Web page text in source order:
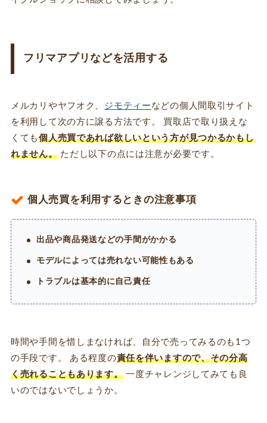
フリマアプリなどを活用する
メルカリやヤフオク、 ジモティー などの個人間取引サイト
を利用して次の方に譲る方法です。 買取店で取り扱えな
くても個人売買であれば欲しいという方が見つかるかもし
れません。ただし以下の点には注意が必要です。
個人売買を利用するときの注意事項
出品や商品発送などの手間がかかる
モデルによっては売れない可能性もある
トラブルは基本的に自己責任
時間や手間を惜しまなければ、自分で売ってみるのも1つ
の手段です。 ある程度の責任を伴いますので、その分高
く売れることもあります。一度チャレンジしてみても良
いのではないでしょうか。